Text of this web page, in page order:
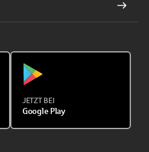
JETZT BEI
Google Play